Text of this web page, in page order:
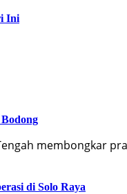
Ini
membongkar
di Solo Raya